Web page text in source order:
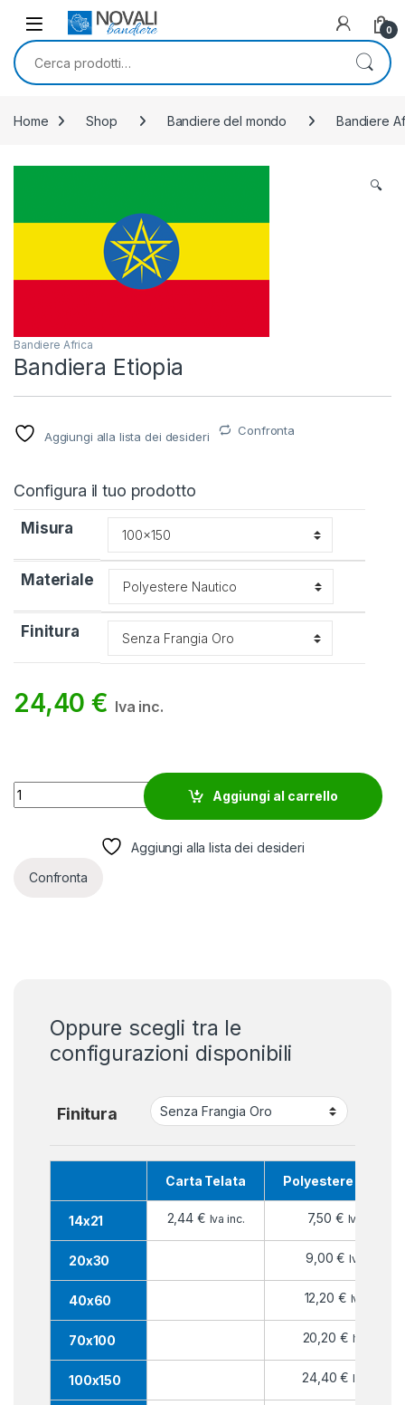
Skip to navigation
Skip to content
0
Cerca:
Home Shop Bandiere del mondo Bandiere
🔍
Bandiere Africa
Bandiera Etiopia
Aggiungi alla lista dei desideri Confronta
Configura il tuo prodotto
Misura
Materiale
Finitura
24,40€ Iva inc.
Bandiera Etiopia quantity
Aggiungi al carrello
Aggiungi alla lista dei desideri
Confronta
Oppure scegli tra le
configurazioni disponibili
Finitura
Carta Telata Polyestere
14x21 2,44 € Iva inc. 7,50 € Iva inc.
20x30 9,00€ Iva inc.
40x60 12,20 € Iva inc.
70x100 20,20 € Iva inc.
100x150 24,40€ Iva inc.